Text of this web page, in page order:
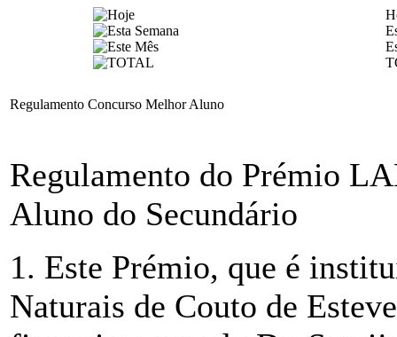
Regulamento Concurso Melhor Aluno
Regulamento do Prémio
Aluno do Secundário
1. Este Prémio, que é
Naturais de Couto de